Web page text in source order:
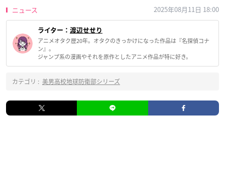
ニュース 2025年08月11日 18:00
ライター： 渡辺せせり
アニメオタク歴20年。オタクのきっかけになった作品は『名探偵コナ
ン』。
ジャンプ系の漫画やそれを原作としたアニメ作品が特に好き。
カテゴリ : 美男高校地球防衛部シリーズ